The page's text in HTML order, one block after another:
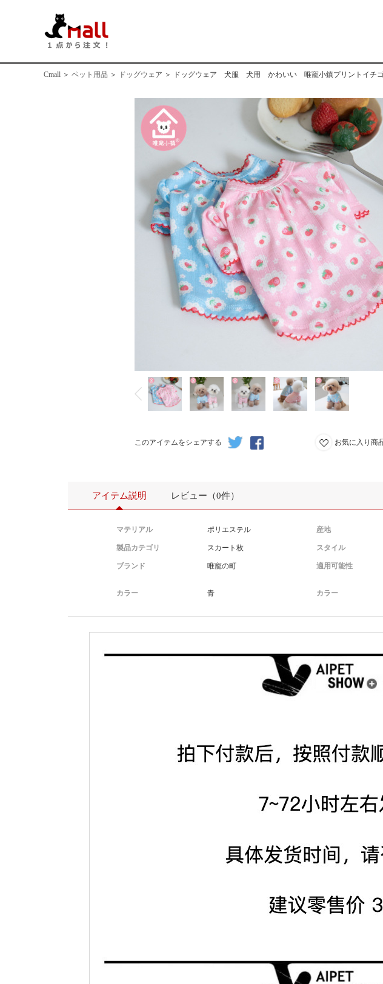
Cmall ＞ ペット用品 ＞ ドッグウェア ＞ ドッグウェア 犬服 犬用 かわいい 唯寵小鎮プリントイチゴ
このアイテムをシェアする お気に入り商
アイテム説明 レビュー（0件）
マテリアル ポリエステル 産地
製品カテゴリ スカート枚 スタイル
ブランド 唯寵の町 適用可能性
カラー 青 カラー